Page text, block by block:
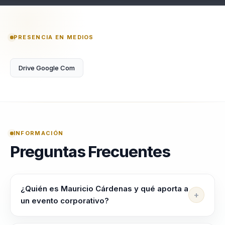
PRESENCIA EN MEDIOS
Drive Google Com
INFORMACIÓN
Preguntas Frecuentes
¿Quién es Mauricio Cárdenas y qué aporta a
un evento corporativo?